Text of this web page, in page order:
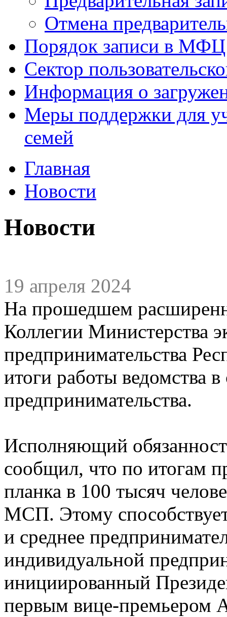
Отмена
Порядок записи в МФЦ
Сектор
Информация о
Меры поддержки для
семей
Главная
Новости
Новости
19 апреля 2024
На прошедшем
Коллегии Министерства
предпринимательства
итоги работы ведомства
предпринимательства.
Исполняющий
сообщил, что по итогам
планка в 100 тысяч
МСП. Этому
и среднее
индивидуальной
инициированный
первым вице-премьером